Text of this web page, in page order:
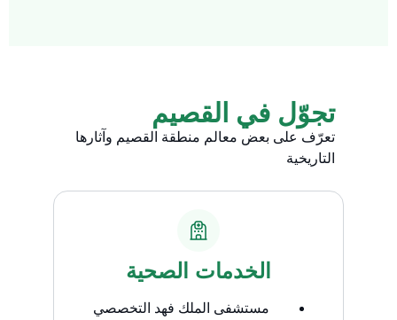
تجوّل في القصيم
تعرّف على بعض معالم منطقة القصيم وآثارها
التاريخية​
الخدمات الصحية
مستشفى الملك فهد التخصصي